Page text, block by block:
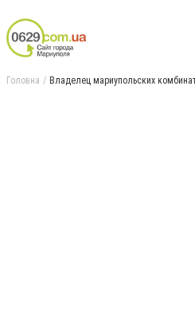
Головна Владелец мариупольских